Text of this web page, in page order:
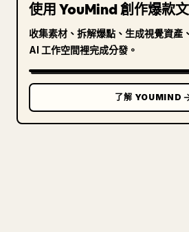
使用 YouMind 創作爆款
收集素材、拆解爆點、生成視覺資產
AI 工作空間裡完成分發。
了解 YOUMIND